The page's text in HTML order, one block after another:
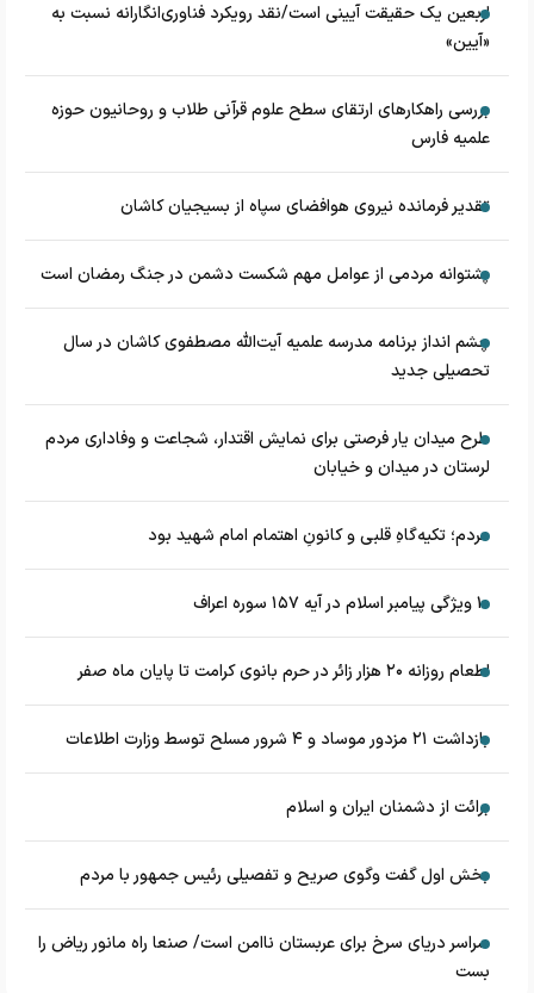
اربعین یک حقیقت آیینی است/نقد رویکرد فناوری‌انگارانه نسبت به
«آیین»
بررسی راهکارهای ارتقای سطح علوم قرآنی طلاب و روحانیون حوزه
علمیه فارس
تقدیر فرمانده نیروی هوافضای سپاه از بسیجیان کاشان
پشتوانه مردمی از عوامل مهم شکست دشمن در جنگ رمضان است
چشم‌ انداز برنامه مدرسه علمیه آیت‌الله مصطفوی کاشان در سال
تحصیلی جدید
طرح میدان یار فرصتی برای نمایش اقتدار، شجاعت و وفاداری مردم
لرستان در میدان و خیابان
مردم؛ تکیه‌گاهِ قلبی و کانونِ اهتمام امام شهید بود
۱۰ ویژگی پیامبر اسلام در آیه ۱۵۷ سوره اعراف
اطعام روزانه ۲۰ هزار زائر در حرم بانوی کرامت تا پایان ماه صفر
بازداشت ۲۱ مزدور موساد و ۴ شرور مسلح توسط وزارت اطلاعات
برائت از دشمنان ایران و اسلام
بخش اول گفت وگوی صریح و تفصیلی رئیس جمهور با مردم
سراسر دریای سرخ برای عربستان ناامن است/ صنعا راه مانور ریاض را
بست